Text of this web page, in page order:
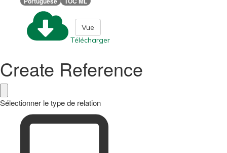
Télécharger
Vue
Create Reference
Sélectionner le type de relation